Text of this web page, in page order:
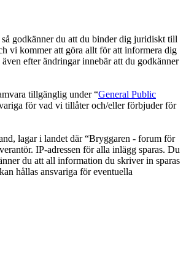
godkänner du att du binder dig juridiskt till
vi kommer att göra allt för att informera dig
efter ändringar innebär att du godkänner
tillgänglig under “General Public
för vad vi tillåter och/eller förbjuder för
lagar i landet där “Bryggaren - forum för
IP-adressen för alla inlägg sparas. Du
du att all information du skriver in sparas
hållas ansvariga för eventuella